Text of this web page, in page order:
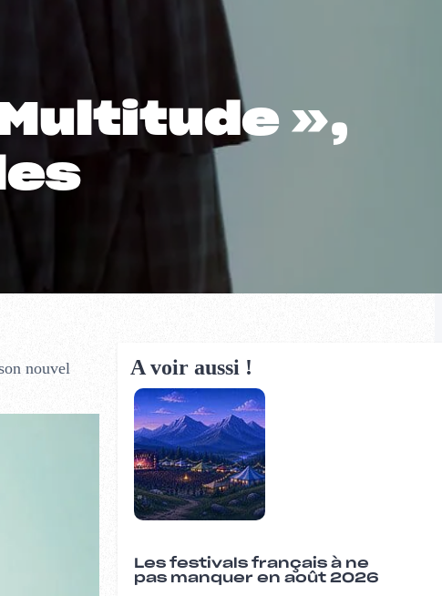
»,
nouvel
A voir aussi !
Les festivals français à ne
pas manquer en août 2026